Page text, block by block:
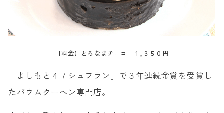
【料金】とろなまチョコ １,３５０円
「よしもと４７シュフラン」で３年連続金賞を受賞し
たバウムクーヘン専門店。